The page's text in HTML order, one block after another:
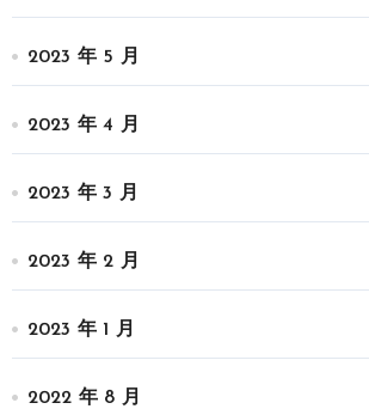
2023 年 5 月
2023 年 4 月
2023 年 3 月
2023 年 2 月
2023 年 1 月
2022 年 8 月